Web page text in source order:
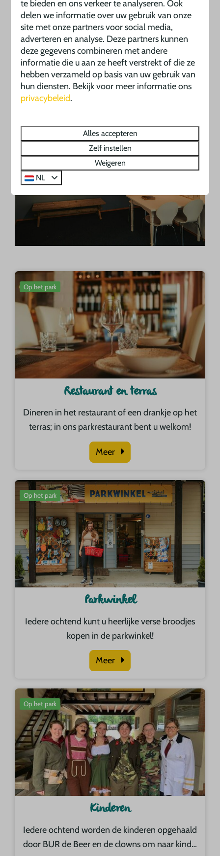
Opblaasbarewaterspringkussenglijbaan
In plaats van een zwembad een waterglijbaan
voor jong en oud!
Meer
Op het park
Restaurant en terras
Dineren in het restaurant of een drankje op het
terras; in ons parkrestaurant bent u welkom!
Meer
Op het park
Parkwinkel
Iedere ochtend kunt u heerlijke verse broodjes
kopen in de parkwinkel!
Meer
Op het park
Kinderen
Iedere ochtend worden de kinderen opgehaald
door BUR de Beer en de clowns om naar kind…
te bieden en ons verkeer te analyseren. Ook
delen we informatie over uw gebruik van onze
site met onze partners voor social media,
adverteren en analyse. Deze partners kunnen
deze gegevens combineren met andere
informatie die u aan ze heeft verstrekt of die ze
hebben verzameld op basis van uw gebruik van
hun diensten. Bekijk voor meer informatie ons
privacybeleid.
Alles accepteren
Zelf instellen
Weigeren
NL